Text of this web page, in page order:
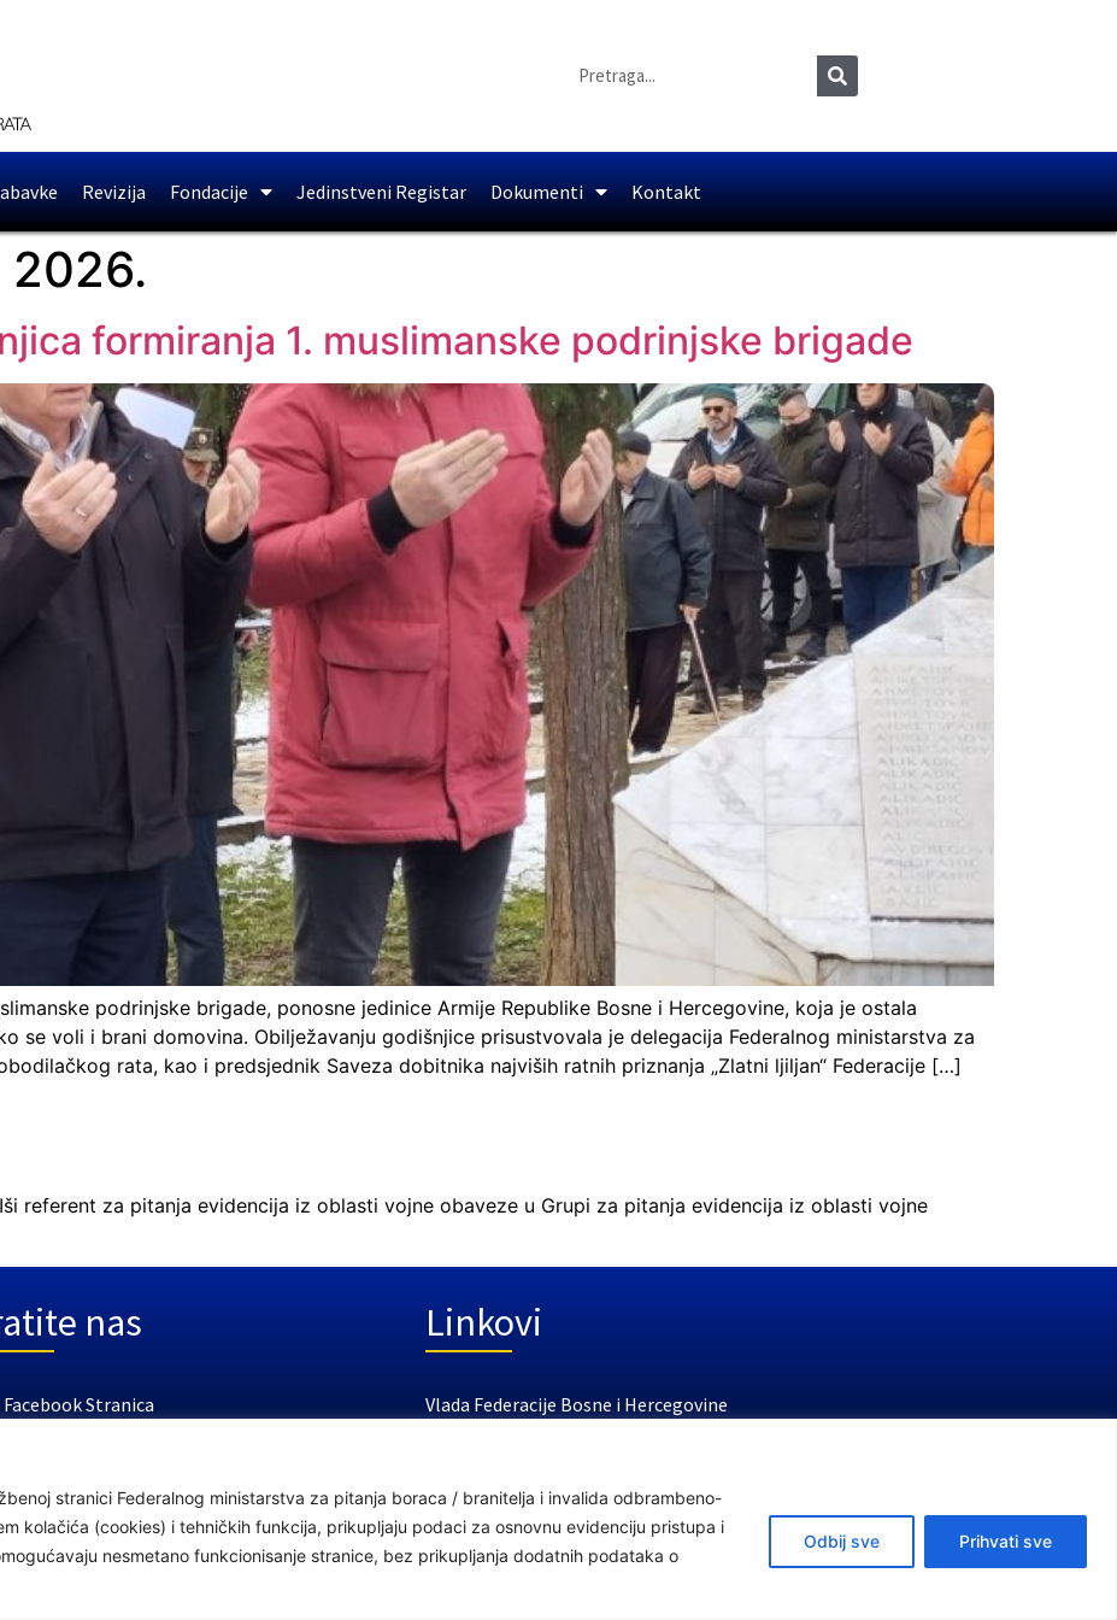
stranici Federalnog ministarstva za pitanja boraca / branitelja i invalida odbrambeno-
kolačića (cookies) i tehničkih funkcija, prikupljaju podaci za osnovnu evidenciju pristupa i
nesmetano funkcionisanje stranice, bez prikupljanja dodatnih podataka o
Odbij sve Prihvati sve
Revizija Fondacije Jedinstveni Registar Dokumenti Kontakt
2026.
formiranja 1. muslimanske podrinjske brigade
podrinjske brigade, ponosne jedinice Armije Republike Bosne i Hercegovine, koja je ostala
se voli i brani domovina. Obilježavanju godišnjice prisustvovala je delegacija Federalnog ministarstva za
rata, kao i predsjednik Saveza dobitnika najviših ratnih priznanja „Zlatni ljiljan“ Federacije […]
referent za pitanja evidencija iz oblasti vojne obaveze u Grupi za pitanja evidencija iz oblasti vojne
nas
Facebook Stranica
Linkovi
Vlada Federacije Bosne i Hercegovine
Federalni zavod za penzijsko i invalidsko osiguranje
Federalno ministarstvo rada i socijalne politike